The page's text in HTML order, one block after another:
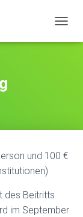
und 100 €
des Beitritts
im September